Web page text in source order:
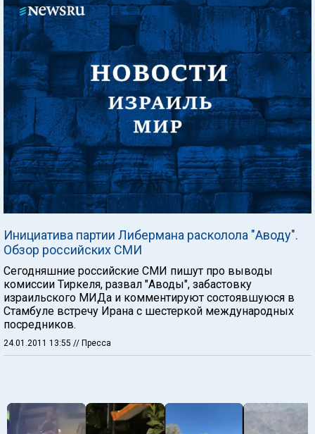
Инициатива партии Либермана расколола "Аводу".
Обзор российских СМИ
Сегодняшние российские СМИ пишут про выводы
комиссии Тиркеля, развал "Аводы", забастовку
израильского МИДа и комментируют состоявшуюся в
Стамбуле встречу Ирана с шестеркой международных
посредников.
24.01.2011 13:55 // Пресса